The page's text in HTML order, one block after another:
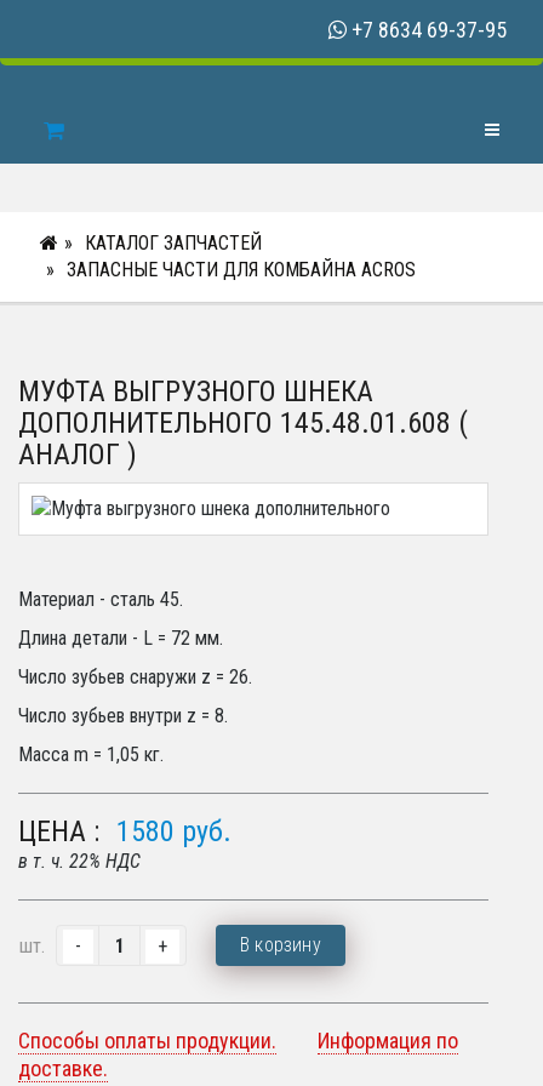
+7 8634 69-37-95
Toggle
КАТАЛОГ ЗАПЧАСТЕЙ
ЗАПАСНЫЕ ЧАСТИ ДЛЯ КОМБАЙНА ACROS
МУФТА ВЫГРУЗНОГО ШНЕКА
ДОПОЛНИТЕЛЬНОГО 145.48.01.608 (
АНАЛОГ )
Материал - сталь 45.
Длина детали - L = 72 мм.
Число зубьев снаружи z = 26.
Число зубьев внутри z = 8.
Масса m = 1,05 кг.
ЦЕНА : 1580 руб.
в т. ч. 22% НДС
шт. В корзину
Способы оплаты продукции.
Информация по
доставке.